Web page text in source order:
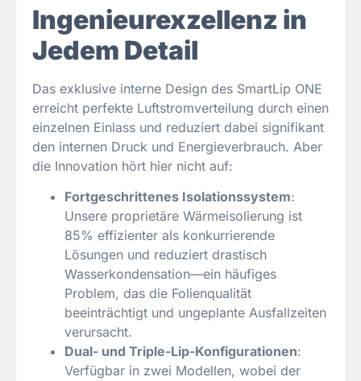
Ingenieurexzellenz in
Jedem Detail
Das exklusive interne Design des SmartLip ONE
erreicht perfekte Luftstromverteilung durch einen
einzelnen Einlass und reduziert dabei signifikant
den internen Druck und Energieverbrauch. Aber
die Innovation hört hier nicht auf:
Fortgeschrittenes Isolationssystem:
Unsere proprietäre Wärmeisolierung ist
85% effizienter als konkurrierende
Lösungen und reduziert drastisch
Wasserkondensation—ein häufiges
Problem, das die Folienqualität
beeinträchtigt und ungeplante Ausfallzeiten
verursacht.
Dual- und Triple-Lip-Konfigurationen:
Verfügbar in zwei Modellen, wobei der